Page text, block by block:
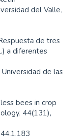
del Valle,
de tres
a diferentes
de las
bees in crop
44(131),